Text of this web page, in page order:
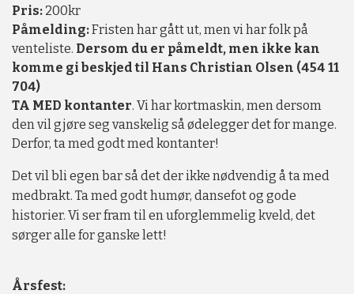
Pris: 200kr
Påmelding:Fristen har gått ut, men vi har folk på
venteliste. Dersom du er påmeldt, men ikke kan
komme gi beskjed til Hans Christian Olsen (454 11
704)
TA MED kontanter. Vi har kortmaskin, men dersom
den vil gjøre seg vanskelig så ødelegger det for mange.
Derfor, ta med godt med kontanter!
Det vil bli egen bar så det der ikke nødvendig å ta med
medbrakt. Ta med godt humør, dansefot og gode
historier. Vi ser fram til en uforglemmelig kveld, det
sørger alle for ganske lett!
Årsfest: